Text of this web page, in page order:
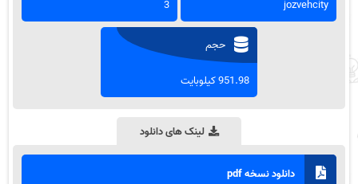
jozvehcity
3
حجم
951.98 کیلوبایت
لینک های دانلود
دانلود نسخه pdf